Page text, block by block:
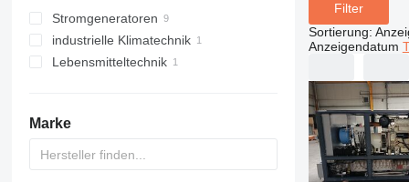
Stromgeneratoren
Blockheizkraftwerke
Gasgeneratoren
industrielle Klimatechnik
Heizkessel
Lebensmitteltechnik
Marke
Filter
Sortierung:
Anzeigendatum